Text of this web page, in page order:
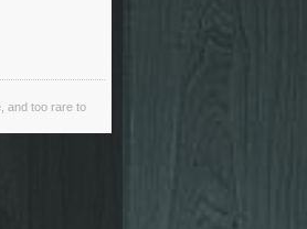
and too rare to